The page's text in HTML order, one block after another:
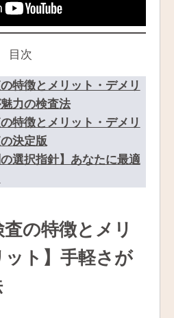
目次
の特徴とメリット・デメリ
力の検査法
の特徴とメリット・デメリ
決定版
の選択指針】あなたに最適
査の特徴とメリ
ット】手軽さが